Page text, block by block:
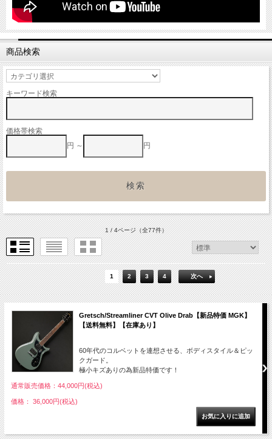
商品検索
キーワード検索
価格帯検索
円 ～
円
1 / 4ページ（全77件）
1 2 3 4 次へ
Gretsch/Streamliner CVT Olive Drab【新品特価 MGK】
【送料無料】【在庫あり】
60年代のコルベットを連想させる、ボディスタイル＆ピッ
クガード。
極小キズありの為新品特価です！
通常販売価格：44,000円(税込)
価格： 36,000円(税込)